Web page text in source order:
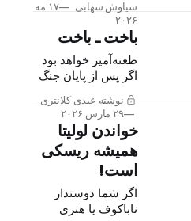
سیاوش شهابی
۱۷ مه
۲۰۲۶
باخت ـ باخت
طعنه‌آمیز خواهد بود
اگر پس از پایان جنگ
کنونی، «ایران» به
زانو درآید اما
جمهوری اسلامیِ
ضعیف و زخم‌خورده
به حیات خود ادامه
دهد.
نوشته عبدی کلانتری
۲۹ مارس ۲۰۲۶
خواندن لولیتا
همیشه ریسکی
است!
اگر شما دوستدار
ناباکوف یا هنری